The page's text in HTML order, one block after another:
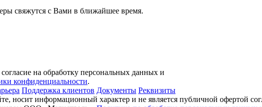
свяжутся с Вами в ближайшее время.
на обработку персональных данных и
конфиденциальности.
Поддержка клиентов Документы Реквизиты
носит информационный характер и не является публичной офертой